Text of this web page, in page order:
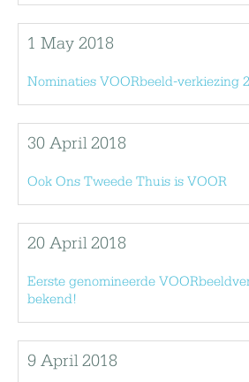
1 May 2018
Nominaties VOORbeeld-verkiezing
30 April 2018
Ook Ons Tweede Thuis is VOOR
20 April 2018
Eerste genomineerde
bekend!
9 April 2018